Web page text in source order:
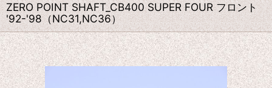
ZERO POINT SHAFT_CB400 SUPER FOUR フロント
'92-'98（NC31,NC36）